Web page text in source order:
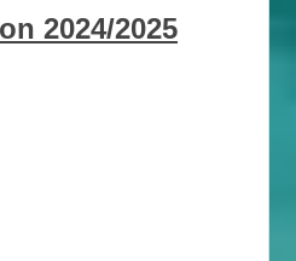
2024/2025